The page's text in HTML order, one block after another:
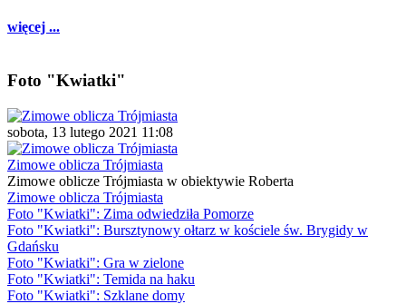
więcej ...
Foto "Kwiatki"
sobota, 13 lutego 2021 11:08
Zimowe oblicza Trójmiasta
Zimowe oblicze Trójmiasta w obiektywie Roberta
Zimowe oblicza Trójmiasta
Foto "Kwiatki": Zima odwiedziła Pomorze
Foto "Kwiatki": Bursztynowy ołtarz w kościele św. Brygidy w
Gdańsku
Foto "Kwiatki": Gra w zielone
Foto "Kwiatki": Temida na haku
Foto "Kwiatki": Szklane domy